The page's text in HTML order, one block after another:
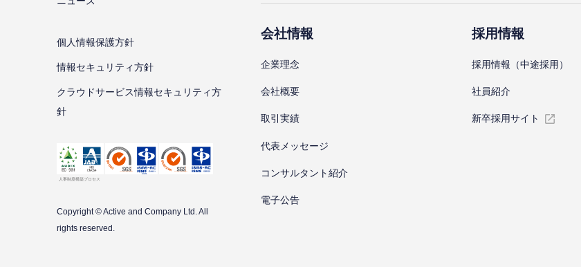
個⼈情報保護⽅針
情報セキュリティ⽅針
クラウドサービス情報セキュリティ方
針
Copyright © Active and Company Ltd. All
rights reserved.
会社情報
企業理念
会社概要
取引実績
代表メッセージ
コンサルタント紹介
電子公告
採⽤情報
採⽤情報（中途採⽤）
社員紹介
新卒採⽤サイト